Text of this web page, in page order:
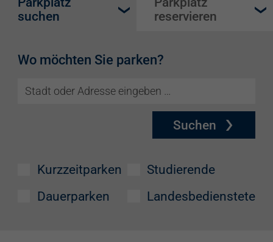
suchen
reservieren
Wo möchten Sie parken?
Suchen
Kurzzeitparken
Dauerparken
Studierende
Landesbedienstete